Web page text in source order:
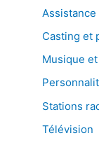
Casting et
Musique
Stations
Télévision